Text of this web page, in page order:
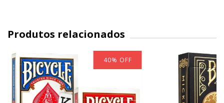
Produtos relacionados
40% OFF